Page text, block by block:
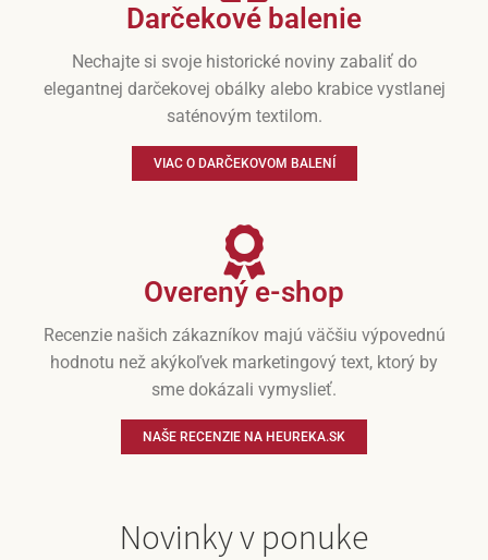
Darčekové balenie
Nechajte si svoje historické noviny zabaliť do
elegantnej darčekovej obálky alebo krabice vystlanej
saténovým textilom.
VIAC O DARČEKOVOM BALENÍ
Overený e-shop
Recenzie našich zákazníkov majú väčšiu výpovednú
hodnotu než akýkoľvek marketingový text, ktorý by
sme dokázali vymyslieť.
NAŠE RECENZIE NA HEUREKA.SK
Novinky v ponuke